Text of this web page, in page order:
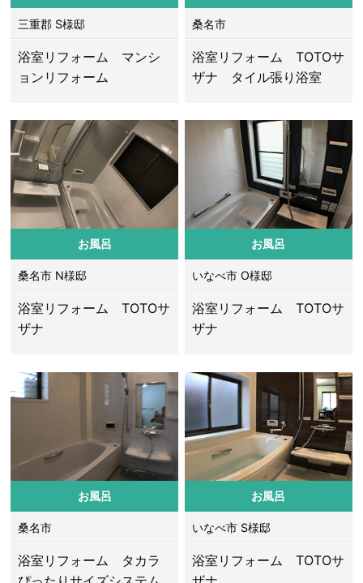
三重郡 S様邸
浴室リフォーム マンシ
ョンリフォーム
桑名市
浴室リフォーム TOTOサ
ザナ タイル張り浴室
お風呂
桑名市 N様邸
浴室リフォーム TOTOサ
ザナ
お風呂
いなべ市 O様邸
浴室リフォーム TOTOサ
ザナ
お風呂
桑名市
浴室リフォーム タカラ
お風呂
いなべ市 S様邸
浴室リフォーム TOTOサ